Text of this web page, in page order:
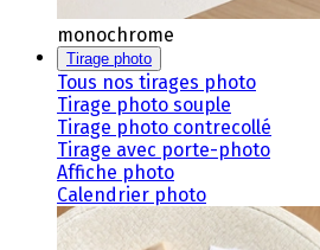
monochrome
Tirage photo
Tous nos tirages photo
Tirage photo souple
Tirage photo contrecollé
Tirage avec porte-photo
Affiche photo
Calendrier photo